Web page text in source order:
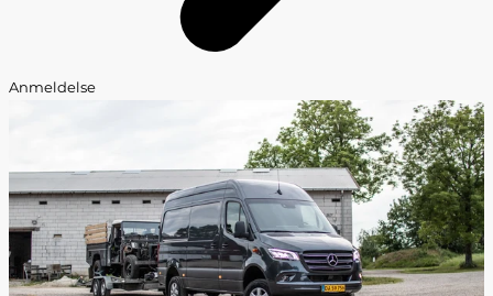
Anmeldelse